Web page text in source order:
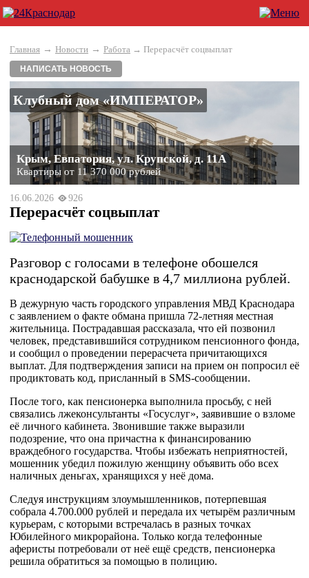
Главная → Новости → Работа → Перерасчёт соцвыплат
НАПИСАТЬ НОВОСТЬ
Клубный дом «ИМПЕРАТОР»
Крым, Евпатория, ул. Крупской, д. 11А
Квартиры от 11 370 000 рублей
16.06.2026 926
Перерасчёт соцвыплат
Разговор с голосами в телефоне обошелся
краснодарской бабушке в 4,7 миллиона рублей.
В дежурную часть городского управления МВД Краснодара
с заявлением о факте обмана пришла 72-летняя местная
жительница. Пострадавшая рассказала, что ей позвонил
человек, представившийся сотрудником пенсионного фонда,
и сообщил о проведении перерасчета причитающихся
выплат. Для подтверждения записи на прием он попросил её
продиктовать код, присланный в SMS-сообщении.
После того, как пенсионерка выполнила просьбу, с ней
связались лжеконсультанты «Госуслуг», заявившие о взломе
её личного кабинета. Звонившие также выразили
подозрение, что она причастна к финансированию
враждебного государства. Чтобы избежать неприятностей,
мошенник убедил пожилую женщину объявить обо всех
наличных деньгах, хранящихся у неё дома.
Следуя инструкциям злоумышленников, потерпевшая
собрала 4.700.000 рублей и передала их четырём различным
курьерам, с которыми встречалась в разных точках
Юбилейного микрорайона. Только когда телефонные
аферисты потребовали от неё ещё средств, пенсионерка
решила обратиться за помощью в полицию.